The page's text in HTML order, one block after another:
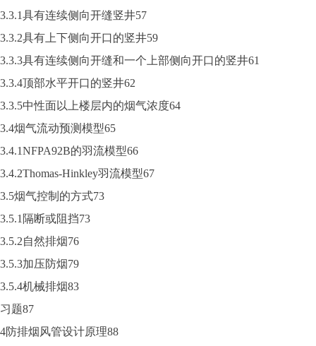
3.3.1具有连续侧向开缝竖井57
3.3.2具有上下侧向开口的竖井59
3.3.3具有连续侧向开缝和一个上部侧向开口的竖井61
3.3.4顶部水平开口的竖井62
3.3.5中性面以上楼层内的烟气浓度64
3.4烟气流动预测模型65
3.4.1NFPA92B的羽流模型66
3.4.2Thomas-Hinkley羽流模型67
3.5烟气控制的方式73
3.5.1隔断或阻挡73
3.5.2自然排烟76
3.5.3加压防烟79
3.5.4机械排烟83
习题87
4防排烟风管设计原理88